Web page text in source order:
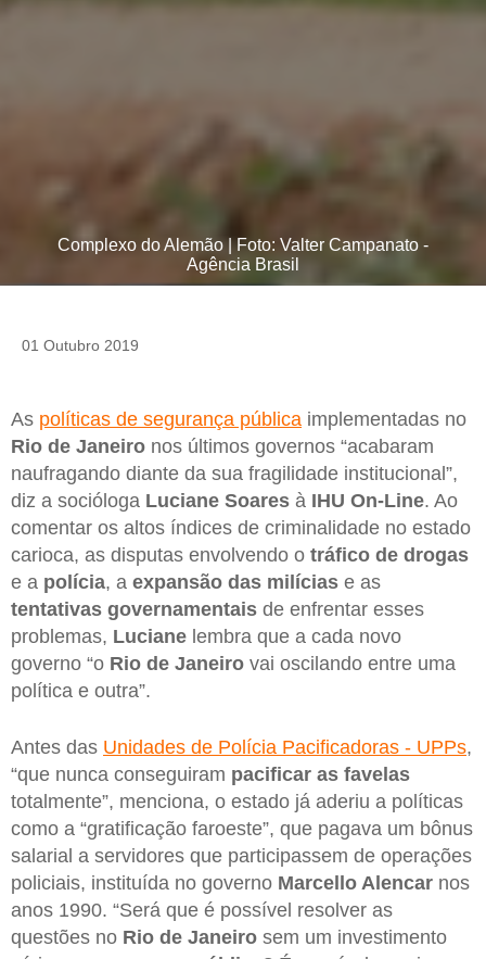
Complexo do Alemão | Foto: Valter Campanato -
Agência Brasil
01 Outubro 2019
As políticas de segurança pública implementadas no
Rio de Janeiro nos últimos governos “acabaram
naufragando diante da sua fragilidade institucional”,
diz a socióloga Luciane Soares à IHU On-Line. Ao
comentar os altos índices de criminalidade no estado
carioca, as disputas envolvendo o tráfico de drogas
e a polícia, a expansão das milícias e as
tentativas governamentais de enfrentar esses
problemas, Luciane lembra que a cada novo
governo “o Rio de Janeiro vai oscilando entre uma
política e outra”.
Antes das Unidades de Polícia Pacificadoras - UPPs,
“que nunca conseguiram pacificar as favelas
totalmente”, menciona, o estado já aderiu a políticas
como a “gratificação faroeste”, que pagava um bônus
salarial a servidores que participassem de operações
policiais, instituída no governo Marcello Alencar nos
anos 1990. “Será que é possível resolver as
questões no Rio de Janeiro sem um investimento